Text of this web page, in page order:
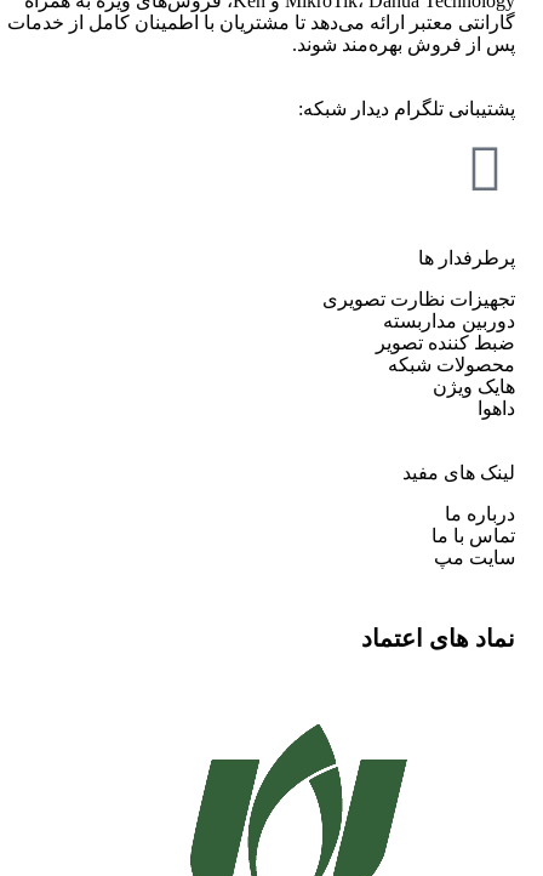
گارانتی معتبر ارائه می‌دهد تا مشتریان با اطمینان کامل از خدمات
پس از فروش بهره‌مند شوند.
پشتیبانی تلگرام دیدار شبکه:
پرطرفدار ها
تجهیزات نظارت تصویری
دوربین مداربسته
ضبط کننده تصویر
محصولات شبکه
هایک ویژن
داهوا
لینک های مفید
درباره ما
تماس با ما
سایت مپ
نماد های اعتماد